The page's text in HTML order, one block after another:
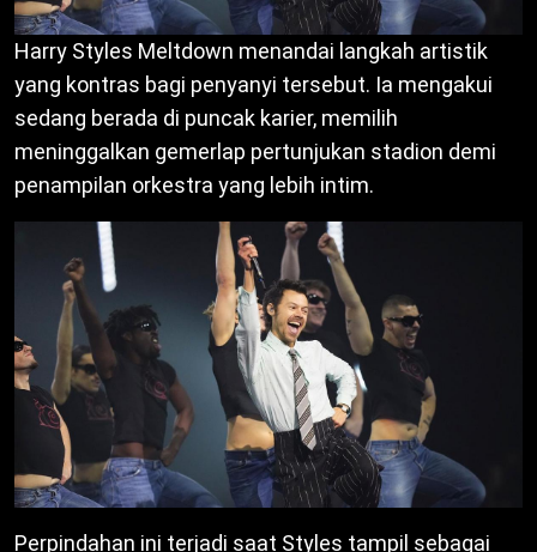
Harry Styles Meltdown menandai langkah artistik
yang kontras bagi penyanyi tersebut. Ia mengakui
sedang berada di puncak karier, memilih
meninggalkan gemerlap pertunjukan stadion demi
penampilan orkestra yang lebih intim.
Perpindahan ini terjadi saat Styles tampil sebagai